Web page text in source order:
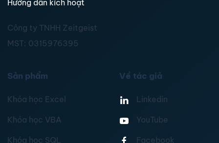
Hướng dẫn kích hoạt
Công ty TNHH Zeitgeist
MST: 0315976395
Sản phẩm
Khóa học Excel
Khóa học VBA
Khóa học SQL
Về tác giả
Linkedin
YouTube
Facebook